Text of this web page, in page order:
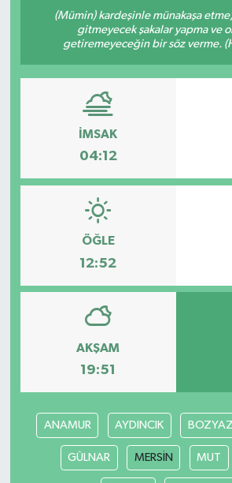
(Mümin) kardeşinle münakaşa
gitmeyecek şakalar yapma ve
getiremeyeceğin bir söz verme.
İMSAK
04:12
ÖĞLE
12:52
AKŞAM
19:51
ANAMUR AYDINCIK BOZYAZI
GÜLNAR MERSİN MUT
DÜNYA
EGE
EĞİTİM
EKOLOJİ VE ÇEVRE
BİLİM VE TEKNOLOJİ
GÜNDEM
HABERDE İNSAN
KÜLTÜR SANAT
MAGAZİN
ÖZEL HABER
SAĞLIK